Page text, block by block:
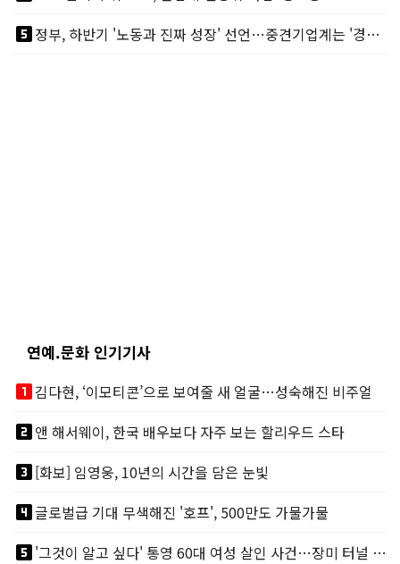
looks_5
정부, 하반기 '노동과 진짜 성장' 선언…중견기업계는 '경영 불확실성' 우려
연예.문화 인기기사
looks_one김다현, ‘이모티콘’으로 보여줄 새 얼굴…성숙해진 비주얼
looks_two앤 해서웨이, 한국 배우보다 자주 보는 할리우드 스타
looks_3[화보] 임영웅, 10년의 시간을 담은 눈빛
looks_4글로벌급 기대 무색해진 '호프', 500만도 가물가물
looks_5
'그것이 알고 싶다' 통영 60대 여성 살인 사건…장미 터널 아래 킬러, 누구냐 넌?